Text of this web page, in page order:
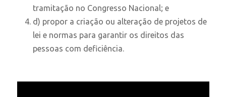
tramitação no Congresso Nacional; e
d) propor a criação ou alteração de projetos de
lei e normas para garantir os direitos das
pessoas com deficiência.